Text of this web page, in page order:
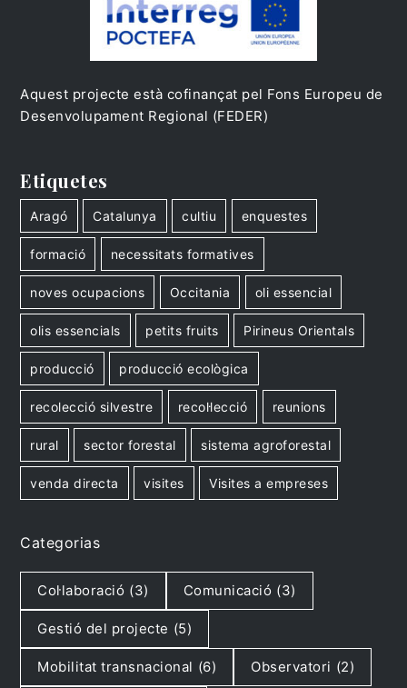
Aquest projecte està cofinançat pel Fons Europeu de
Desenvolupament Regional (FEDER)
Etiquetes
Aragó Catalunya cultiu enquestes
formació necessitats formatives
noves ocupacions Occitania oli essencial
olis essencials petits fruits Pirineus Orientals
producció producció ecològica
recolecció silvestre recol·lecció reunions
rural sector forestal sistema agroforestal
venda directa visites Visites a empreses
Categorias
Col·laboració (3) Comunicació (3)
Gestió del projecte (5)
Mobilitat transnacional (6) Observatori (2)